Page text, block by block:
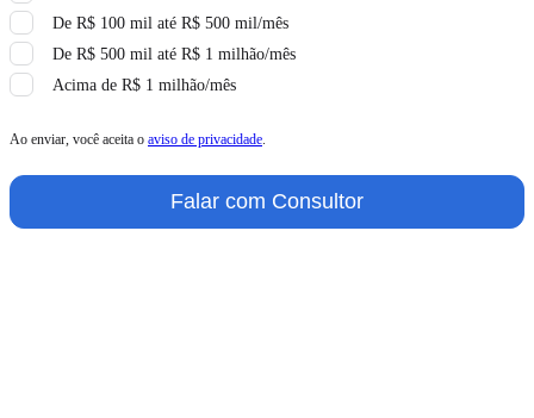
De R$ 100 mil até R$ 500 mil/mês
De R$ 500 mil até R$ 1 milhão/mês
Acima de R$ 1 milhão/mês
Ao enviar, você aceita o aviso de privacidade
Falar com Consultor